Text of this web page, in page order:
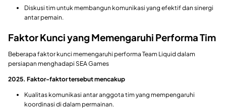
Diskusi tim untuk membangun komunikasi yang efektif dan sinergi
antar pemain.
Faktor Kunci yang Memengaruhi Performa Tim
Beberapa faktor kunci memengaruhi performa Team Liquid dalam
persiapan menghadapi SEA Games
2025. Faktor-faktor tersebut mencakup
Kualitas komunikasi antar anggota tim yang mempengaruhi
koordinasi di dalam permainan.